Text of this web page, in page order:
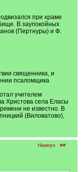
при храме
В заупокойных
(Пертнуры) и Ф.
священника, и
псаломщика
учителем
Христова села Еласы
не известно. В
(Виловатово),
Наверх ##